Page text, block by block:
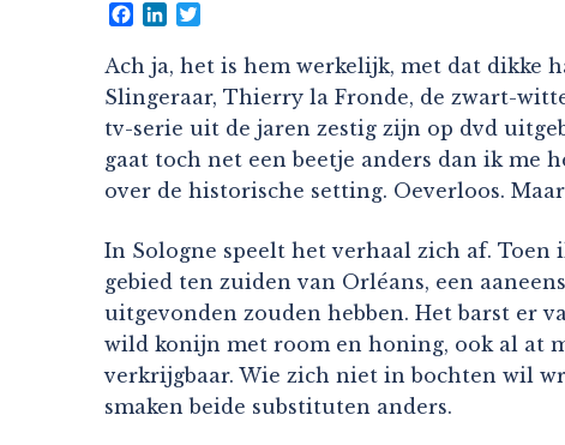
Facebook
LinkedIn
Ach ja, het is hem werkelijk, met dat dikke
Slingeraar, Thierry la Fronde, de zwart-
tv-serie uit de jaren zestig zijn op dvd
gaat toch net een beetje anders dan ik me
over de historische setting. Oeverloos.
In Sologne speelt het verhaal zich af. Toen
gebied ten zuiden van Orléans, een
uitgevonden zouden hebben. Het barst er
wild konijn met room en honing, ook al at
verkrijgbaar. Wie zich niet in bochten wil
smaken beide substituten anders.